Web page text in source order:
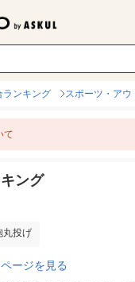
ランキング スポーツ・ア
て
ング
丸投げ
ージを見る